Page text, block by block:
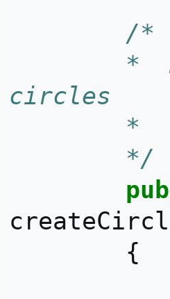
/*
circles
		*
		*/
{